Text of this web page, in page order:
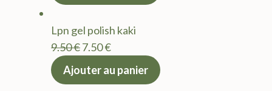
9.50 €.7.50 €.
Lpn gel polish kaki
9.50€Le
prix
7.50€Le
actuel
Ajouter au panier